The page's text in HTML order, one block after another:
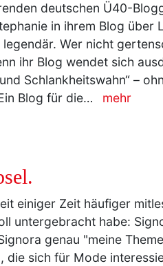
deutschen Ü40-
in ihrem Blog über
Wer nicht
ihr Blog wendet sich
Schlankheitswahn“ –
Blog für die…
mehr
einiger Zeit häufiger
untergebracht habe:
genau "meine
die sich für Mode